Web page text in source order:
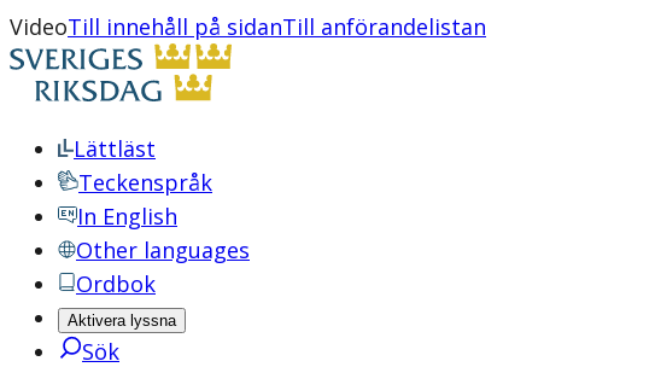
VideoTill innehåll på sidanTill anförandelistan
Lättläst
Teckenspråk
In English
Other languages
Ordbok
Aktivera lyssna
Sök